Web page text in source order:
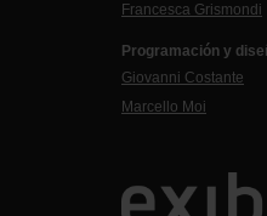
Francesca Grismondi
Programación y
Giovanni Costante
Marcello Moi